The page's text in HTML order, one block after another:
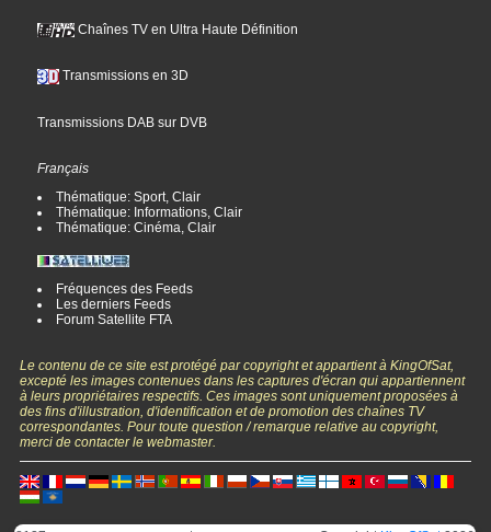
Chaînes TV en Ultra Haute Définition
Transmissions en 3D
Transmissions DAB sur DVB
Français
Thématique: Sport, Clair
Thématique: Informations, Clair
Thématique: Cinéma, Clair
Fréquences des Feeds
Les derniers Feeds
Forum Satellite FTA
Le contenu de ce site est protégé par copyright et appartient à KingOfSat,
excepté les images contenues dans les captures d'écran qui appartiennent
à leurs propriétaires respectifs. Ces images sont uniquement proposées à
des fins d'illustration, d'identification et de promotion des chaînes TV
correspondantes. Pour toute question / remarque relative au copyright,
merci de contacter le webmaster.